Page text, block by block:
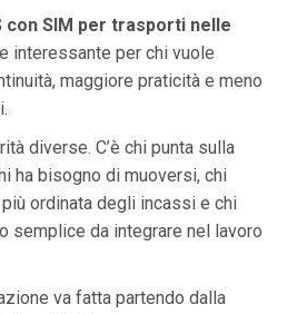
con SIM per trasporti nelle
interessante per chi vuole
maggiore praticità e meno
diverse. C’è chi punta sulla
ha bisogno di muoversi, chi
ordinata degli incassi e chi
semplice da integrare nel lavoro
va fatta partendo dalla